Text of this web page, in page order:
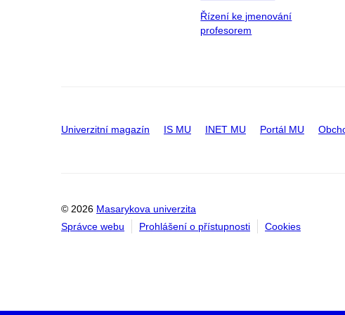
Řízení ke jmenování
profesorem
Univerzitní magazín IS MU INET MU Portál MU
© 2026 Masarykova univerzita
Správce webu
Prohlášení o přístupnosti Cookies